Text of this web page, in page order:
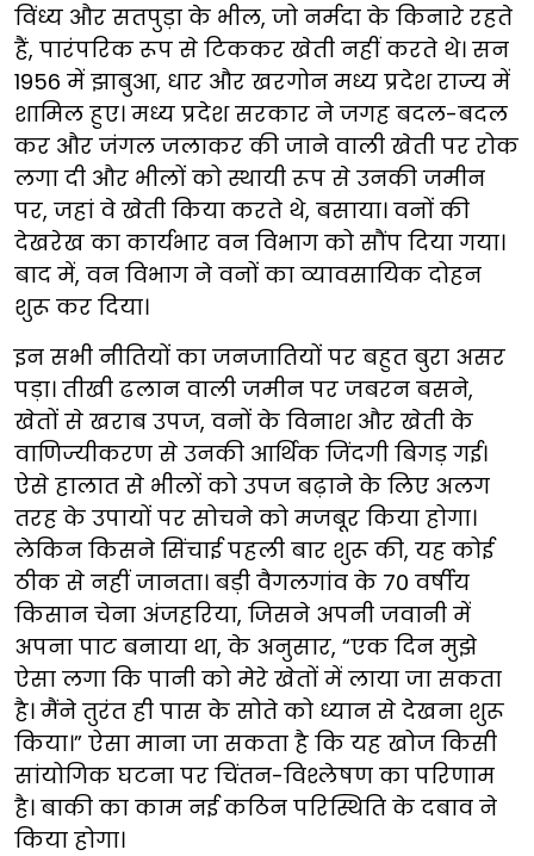
विंध्य और सतपुड़ा के भील, जो नर्मदा के किनारे रहते
हैं, पारंपरिक रूप से टिककर खेती नहीं करते थे। सन
1956 में झाबुआ, धार और खरगोन मध्य प्रदेश राज्य में
शामिल हुए। मध्य प्रदेश सरकार ने जगह बदल-बदल
कर और जंगल जलाकर की जाने वाली खेती पर रोक
लगा दी और भीलों को स्थायी रूप से उनकी जमीन
पर, जहां वे खेती किया करते थे, बसाया। वनों की
देखरेख का कार्यभार वन विभाग को सौंप दिया गया।
बाद में, वन विभाग ने वनों का व्यावसायिक दोहन
शुरू कर दिया।
इन सभी नीतियों का जनजातियों पर बहुत बुरा असर
पड़ा। तीखी ढलान वाली जमीन पर जबरन बसने,
खेतों से खराब उपज, वनों के विनाश और खेती के
वाणिज्यीकरण से उनकी आर्थिक जिंदगी बिगड़ गई।
ऐसे हालात से भीलों को उपज बढ़ाने के लिए अलग
तरह के उपायों पर सोचने को मजबूर किया होगा।
लेकिन किसने सिंचाई पहली बार शुरू की, यह कोई
ठीक से नहीं जानता। बड़ी वैगलगांव के 70 वर्षीय
किसान चेना अंजहरिया, जिसने अपनी जवानी में
अपना पाट बनाया था, के अनुसार, “एक दिन मुझे
ऐसा लगा कि पानी को मेरे खेतों में लाया जा सकता
है। मैंने तुरंत ही पास के सोते को ध्यान से देखना शुरू
किया।” ऐसा माना जा सकता है कि यह खोज किसी
सांयोगिक घटना पर चिंतन-विश्लेषण का परिणाम
है। बाकी का काम नई कठिन परिस्थिति के दबाव ने
किया होगा।